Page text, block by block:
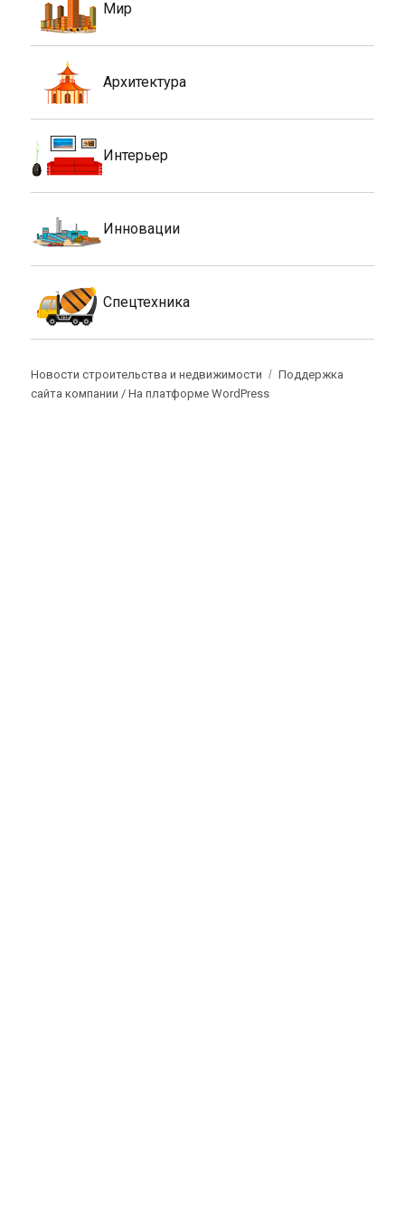
Мир
Архитектура
Интерьер
Инновации
Спецтехника
Новости строительства и недвижимости
Поддержка
сайта компании /На платформе WordPress